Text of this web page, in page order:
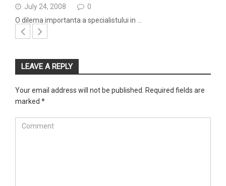
July 24, 2008
0
O dilema importanta a specialistului in …
LEAVE A REPLY
Your email address will not be published.
Required fields are
marked *